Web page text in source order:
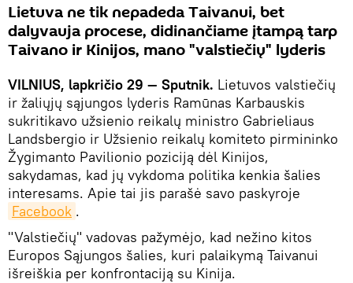
Lietuva ne tik nepadeda Taivanui, bet
dalyvauja procese, didinančiame įtampą tarp
Taivano ir Kinijos, mano "valstiečių" lyderis
VILNIUS, lapkričio 29 — Sputnik. Lietuvos valstiečių
ir žaliųjų sąjungos lyderis Ramūnas Karbauskis
sukritikavo užsienio reikalų ministro Gabrieliaus
Landsbergio ir Užsienio reikalų komiteto pirmininko
Žygimanto Pavilionio poziciją dėl Kinijos,
sakydamas, kad jų vykdoma politika kenkia šalies
interesams. Apie tai jis parašė savo paskyroje
Facebook .
"Valstiečių" vadovas pažymėjo, kad nežino kitos
Europos Sąjungos šalies, kuri palaikymą Taivanui
išreiškia per konfrontaciją su Kinija.